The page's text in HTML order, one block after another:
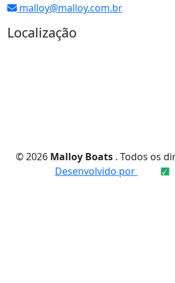
malloy@malloy.com.br
Localização
© 2026 Malloy Boats . Todos os
Desenvolvido por